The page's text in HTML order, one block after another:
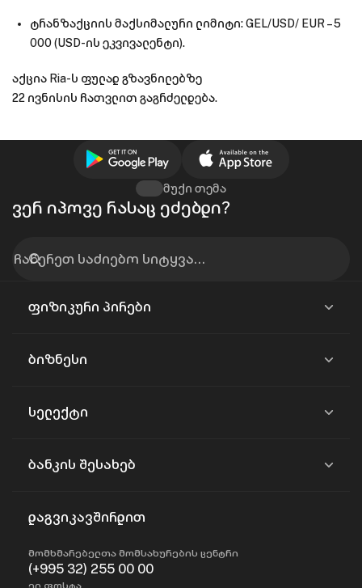
ტრანზაქციის მაქსიმალური ლიმიტი: GEL/USD/ EUR – 5
000 (USD-ის ეკვივალენტი).
აქცია Ria-ს ფულად გზავნილებზე
22 ივნისის ჩათვლით გაგრძელდება.
ვერ იპოვე რასაც ეძებდი?
მუქი თემა
ფიზიკური პირები
ბიზნესი
სელექტი
ბანკის შესახებ
დაგვიკავშირდით
მომხმარებელთა მომსახურების ცენტრი
(+995 32) 255 00 00